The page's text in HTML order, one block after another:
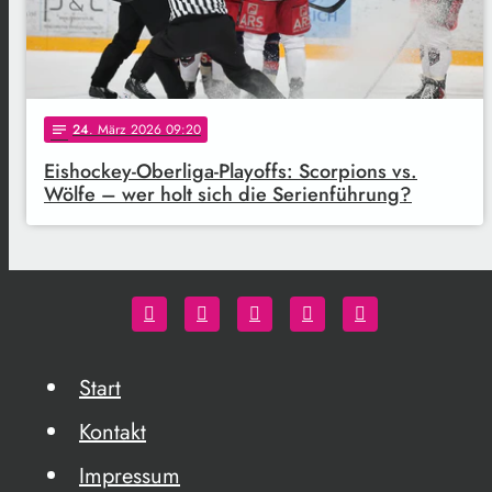
notes 24. März 2026 09:20
Eishockey-Oberliga-Playoffs: Scorpions vs.
Wölfe – wer holt sich die Serienführung?
Start
Kontakt
Impressum